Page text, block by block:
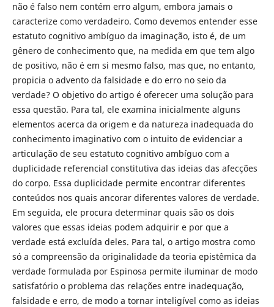
não é falso nem contém erro algum, embora jamais o
caracterize como verdadeiro. Como devemos entender esse
estatuto cognitivo ambíguo da imaginação, isto é, de um
gênero de conhecimento que, na medida em que tem algo
de positivo, não é em si mesmo falso, mas que, no entanto,
propicia o advento da falsidade e do erro no seio da
verdade? O objetivo do artigo é oferecer uma solução para
essa questão. Para tal, ele examina inicialmente alguns
elementos acerca da origem e da natureza inadequada do
conhecimento imaginativo com o intuito de evidenciar a
articulação de seu estatuto cognitivo ambíguo com a
duplicidade referencial constitutiva das ideias das afecções
do corpo. Essa duplicidade permite encontrar diferentes
conteúdos nos quais ancorar diferentes valores de verdade.
Em seguida, ele procura determinar quais são os dois
valores que essas ideias podem adquirir e por que a
verdade está excluída deles. Para tal, o artigo mostra como
só a compreensão da originalidade da teoria epistêmica da
verdade formulada por Espinosa permite iluminar de modo
satisfatório o problema das relações entre inadequação,
falsidade e erro, de modo a tornar inteligível como as ideias